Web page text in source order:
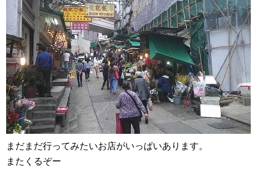
まだまだ行ってみたいお店がいっぱいあります。
またくるぞー